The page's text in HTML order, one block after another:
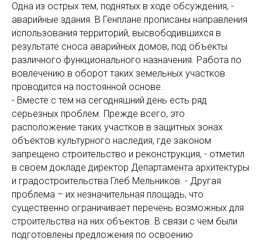
Одна из острых тем, поднятых в ходе обсуждения, -
аварийные здания. В Генплане прописаны направления
использования территорий, высвободившихся в
результате сноса аварийных домов, под объекты
различного функционального назначения. Работа по
вовлечению в оборот таких земельных участков
проводится на постоянной основе.
- Вместе с тем на сегодняшний день есть ряд
серьезных проблем. Прежде всего, это
расположение таких участков в защитных зонах
объектов культурного наследия, где законом
запрещено строительство и реконструкция, - отметил
в своем докладе директор Департамента архитектуры
и градостроительства Глеб Мельников. - Другая
проблема – их незначительная площадь, что
существенно ограничивает перечень возможных для
строительства на них объектов. В связи с чем были
подготовлены предложения по освоению